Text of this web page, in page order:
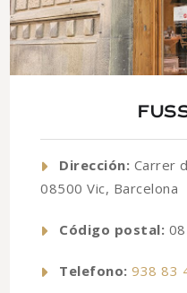
Dirección: Carrer
08500 Vic, Barcelona
Código postal:
Telefono: 938 83